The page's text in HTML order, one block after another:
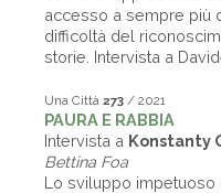
accesso a sempre più
difficoltà del
storie. Intervista a
Una Città 273 / 2021
PAURA E RABBIA
Intervista a Konstanty
Bettina Foa
Lo sviluppo impetuoso